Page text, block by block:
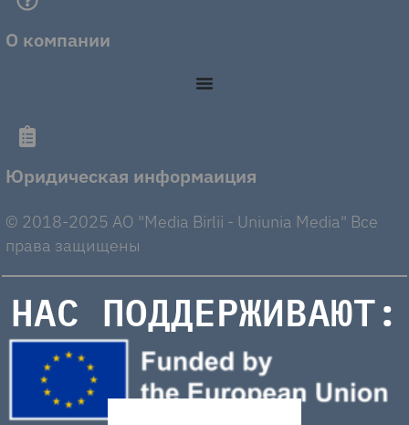
О компании
Юридическая информаиция
© 2018-2025 AO "Media Birlii - Uniunia Media" Все
права защищены
НАС ПОДДЕРЖИВАЮТ: